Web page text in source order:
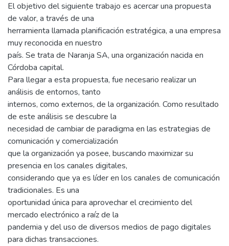
El objetivo del siguiente trabajo es acercar una propuesta
de valor, a través de una
herramienta llamada planificación estratégica, a una empresa
muy reconocida en nuestro
país. Se trata de Naranja SA, una organización nacida en
Córdoba capital.
Para llegar a esta propuesta, fue necesario realizar un
análisis de entornos, tanto
internos, como externos, de la organización. Como resultado
de este análisis se descubre la
necesidad de cambiar de paradigma en las estrategias de
comunicación y comercialización
que la organización ya posee, buscando maximizar su
presencia en los canales digitales,
considerando que ya es líder en los canales de comunicación
tradicionales. Es una
oportunidad única para aprovechar el crecimiento del
mercado electrónico a raíz de la
pandemia y del uso de diversos medios de pago digitales
para dichas transacciones.